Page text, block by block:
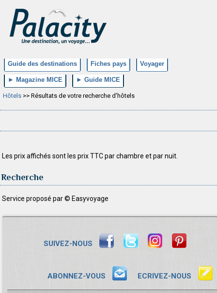
Guide des destinations Fiches pays Voyager
► Magazine MICE ► Guide MICE
Hôtels >> Résultats de votre recherche d'hôtels
Les prix affichés sont les prix TTC par chambre et par nuit.
Recherche
Service proposé par © Easyvoyage
SUIVEZ-NOUS
ABONNEZ-VOUS ECRIVEZ-NOUS